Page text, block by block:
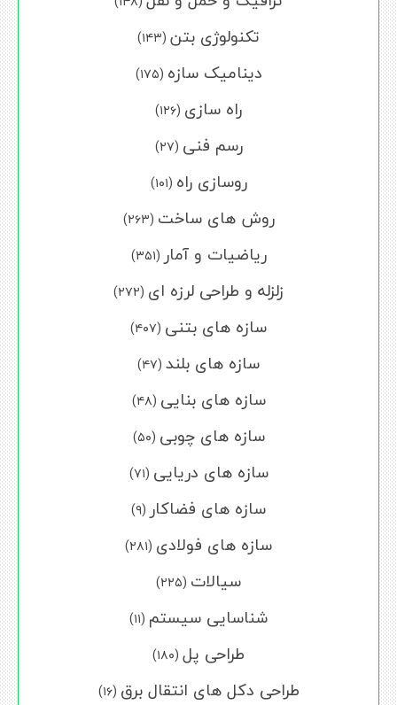
تکنولوژی بتن (۱۴۳)
دینامیک سازه (۱۷۵)
راه سازی (۱۲۶)
رسم فنی (۲۷)
روسازی راه (۱۰۱)
روش های ساخت (۲۶۳)
ریاضیات و آمار (۳۵۱)
زلزله و طراحی لرزه ای (۲۷۲)
سازه های بتنی (۴۰۷)
سازه های بلند (۴۷)
سازه های بنایی (۴۸)
سازه های چوبی (۵۰)
سازه های دریایی (۷۱)
سازه های فضاکار (۹)
سازه های فولادی (۲۸۱)
سیالات (۲۲۵)
شناسایی سیستم (۱۱)
طراحی پل (۱۸۰)
طراحی دکل های انتقال برق (۱۶)